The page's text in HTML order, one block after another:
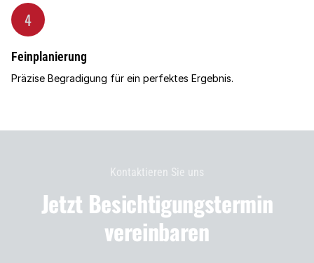
4
Feinplanierung
Präzise Begradigung für ein perfektes Ergebnis.
Kontaktieren Sie uns
Jetzt Besichtigungs­termin
vereinbaren